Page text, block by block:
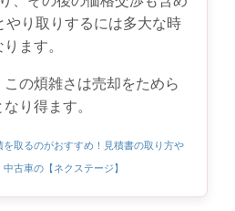
やり取りするには多大な時
ます。
の煩雑さは売却をためら
り得ます。
取るのがおすすめ！見積書の取り方や
古車の【ネクステージ】